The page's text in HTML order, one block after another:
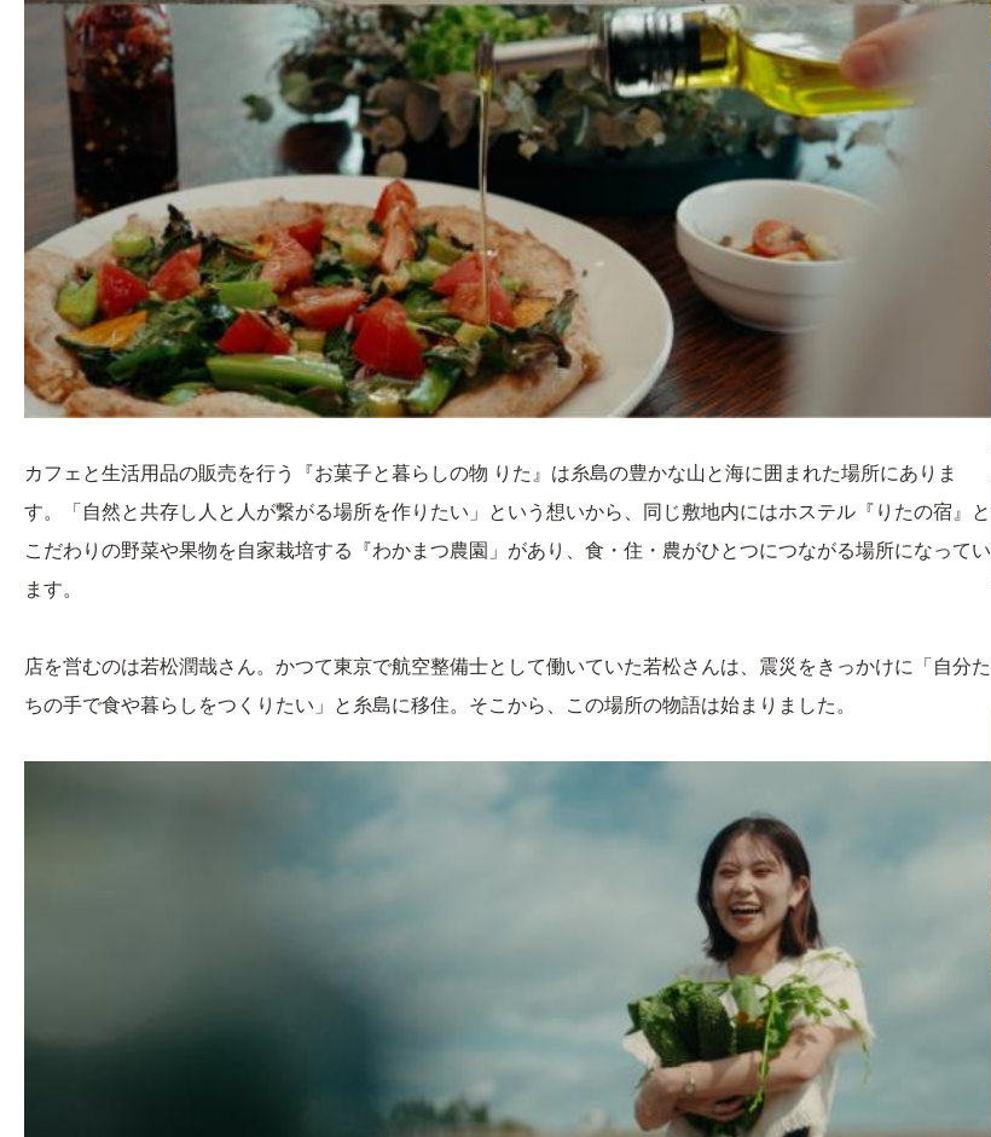
カフェと生活用品の販売を行う『お菓子と暮らしの物 りた』は糸島の豊かな山と海に囲まれた場所にありま
す。「自然と共存し人と人が繋がる場所を作りたい」という想いから、同じ敷地内にはホステル『りたの宿』と
こだわりの野菜や果物を自家栽培する『わかまつ農園」があり、食・住・農がひとつにつながる場所になってい
ます。
店を営むのは若松潤哉さん。かつて東京で航空整備士として働いていた若松さんは、震災をきっかけに「自分た
ちの手で食や暮らしをつくりたい」と糸島に移住。そこから、この場所の物語は始まりました。